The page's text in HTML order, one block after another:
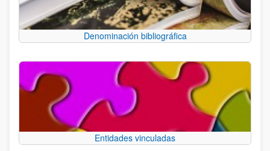
Denominación bibliográfica
Entidades vinculadas